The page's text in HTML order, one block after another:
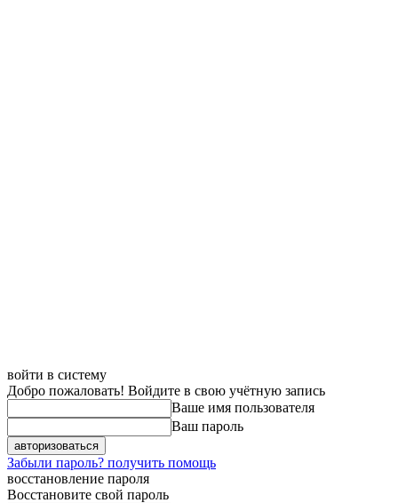
войти в систему
Добро пожаловать! Войдите в свою учётную запись
Ваше имя пользователя
Ваш пароль
Забыли пароль? получить помощь
восстановление пароля
Восстановите свой пароль